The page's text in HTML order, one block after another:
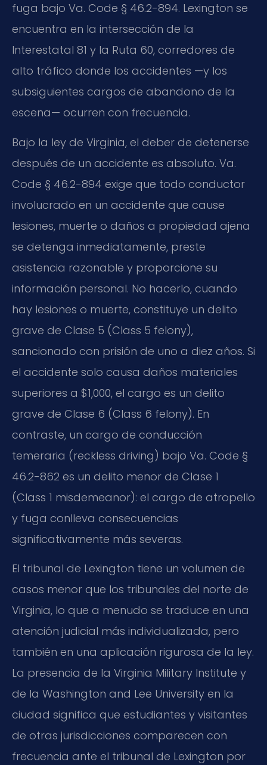
fuga bajo Va. Code § 46.2-894. Lexington se
encuentra en la intersección de la
Interestatal 81 y la Ruta 60, corredores de
alto tráfico donde los accidentes —y los
subsiguientes cargos de abandono de la
escena— ocurren con frecuencia.
Bajo la ley de Virginia, el deber de detenerse
después de un accidente es absoluto. Va.
Code § 46.2-894 exige que todo conductor
involucrado en un accidente que cause
lesiones, muerte o daños a propiedad ajena
se detenga inmediatamente, preste
asistencia razonable y proporcione su
información personal. No hacerlo, cuando
hay lesiones o muerte, constituye un delito
grave de Clase 5 (Class 5 felony),
sancionado con prisión de uno a diez años. Si
el accidente solo causa daños materiales
superiores a $1,000, el cargo es un delito
grave de Clase 6 (Class 6 felony). En
contraste, un cargo de conducción
temeraria (reckless driving) bajo Va. Code §
46.2-862 es un delito menor de Clase 1
(Class 1 misdemeanor): el cargo de atropello
y fuga conlleva consecuencias
significativamente más severas.
El tribunal de Lexington tiene un volumen de
casos menor que los tribunales del norte de
Virginia, lo que a menudo se traduce en una
atención judicial más individualizada, pero
también en una aplicación rigurosa de la ley.
La presencia de la Virginia Military Institute y
de la Washington and Lee University en la
ciudad significa que estudiantes y visitantes
de otras jurisdicciones comparecen con
frecuencia ante el tribunal de Lexington por